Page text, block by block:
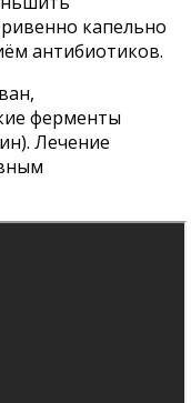
капельно
антибиотиков.
ферменты
Лечение